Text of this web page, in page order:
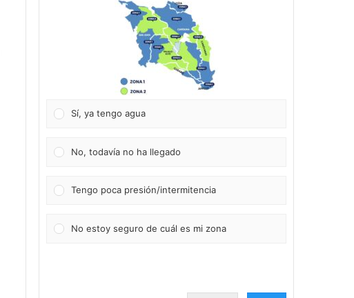
Sí, ya tengo agua
No, todavía no ha llegado
Tengo poca presión/intermitencia
No estoy seguro de cuál es mi zona